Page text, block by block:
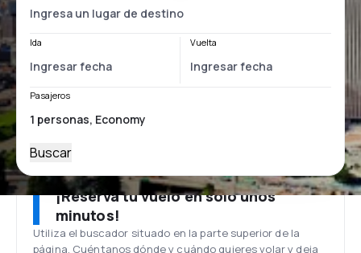
Ida Vuelta
Pasajeros
Buscar
¡Reserva tu vuelo en solo unos
minutos!
Utiliza el buscador situado en la parte superior de la
página. Cuéntanos dónde y cuándo quieres volar y deja